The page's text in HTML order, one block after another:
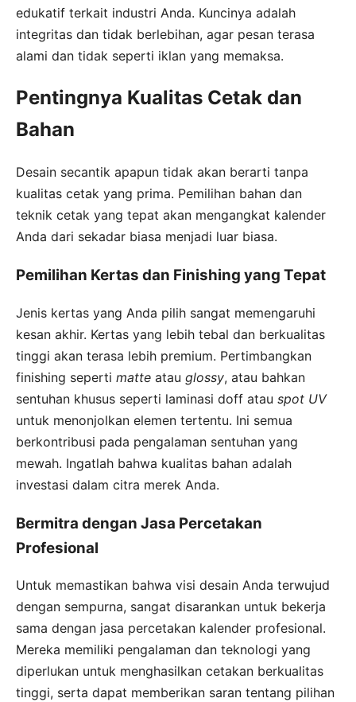
edukatif terkait industri Anda. Kuncinya adalah
integritas dan tidak berlebihan, agar pesan terasa
alami dan tidak seperti iklan yang memaksa.
Pentingnya Kualitas Cetak dan
Bahan
Desain secantik apapun tidak akan berarti tanpa
kualitas cetak yang prima. Pemilihan bahan dan
teknik cetak yang tepat akan mengangkat kalender
Anda dari sekadar biasa menjadi luar biasa.
Pemilihan Kertas dan Finishing yang Tepat
Jenis kertas yang Anda pilih sangat memengaruhi
kesan akhir. Kertas yang lebih tebal dan berkualitas
tinggi akan terasa lebih premium. Pertimbangkan
finishing seperti matte atau glossy, atau bahkan
sentuhan khusus seperti laminasi doff atau spot UV
untuk menonjolkan elemen tertentu. Ini semua
berkontribusi pada pengalaman sentuhan yang
mewah. Ingatlah bahwa kualitas bahan adalah
investasi dalam citra merek Anda.
Bermitra dengan Jasa Percetakan
Profesional
Untuk memastikan bahwa visi desain Anda terwujud
dengan sempurna, sangat disarankan untuk bekerja
sama dengan jasa percetakan kalender profesional.
Mereka memiliki pengalaman dan teknologi yang
diperlukan untuk menghasilkan cetakan berkualitas
tinggi, serta dapat memberikan saran tentang pilihan